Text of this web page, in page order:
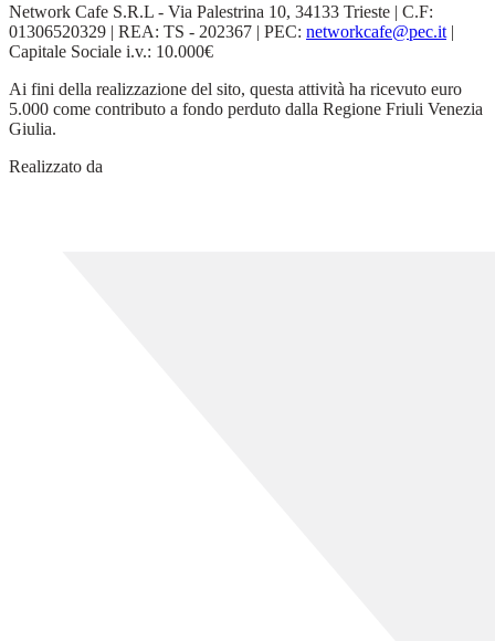
Network Cafe S.R.L - Via Palestrina 10, 34133 Trieste | C.F:
01306520329 | REA: TS - 202367 | PEC: networkcafe@pec.it|
Capitale Sociale i.v.: 10.000€
Ai fini della realizzazione del sito, questa attività ha ricevuto euro
5.000 come contributo a fondo perduto dalla Regione Friuli Venezia
Giulia.
Realizzato da